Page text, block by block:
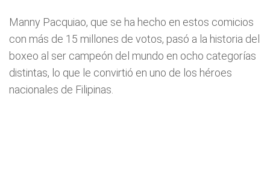
Manny Pacquiao, que se ha hecho en estos comicios
con más de 15 millones de votos, pasó a la historia del
boxeo al ser campeón del mundo en ocho categorías
distintas, lo que le convirtió en uno de los héroes
nacionales de Filipinas.